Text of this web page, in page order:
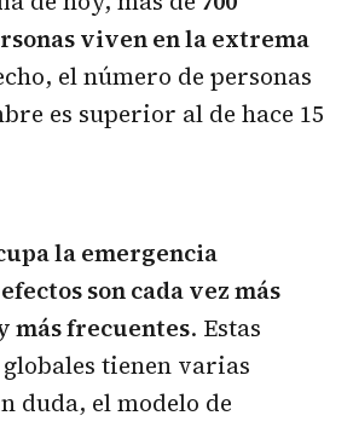
viven en la extrema
el número de personas
es superior al de hace 15
la emergencia
son cada vez más
más frecuentes. Estas
tienen varias
duda, el modelo de